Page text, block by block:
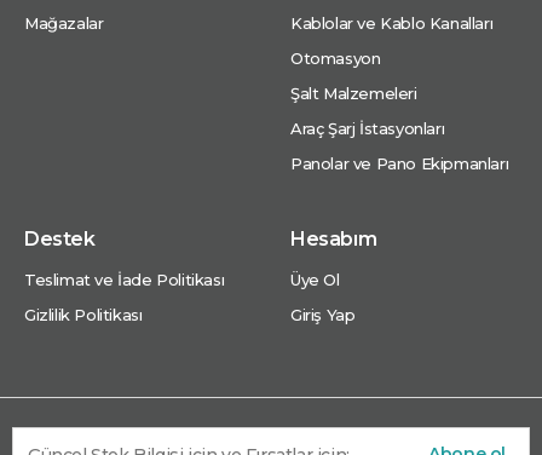
Mağazalar
Kablolar ve Kablo Kanalları
Otomasyon
Şalt Malzemeleri
Araç Şarj İstasyonları
Panolar ve Pano Ekipmanları
Destek
Teslimat ve İade Politikası
Gizlilik Politikası
Hesabım
Üye Ol
Giriş Yap